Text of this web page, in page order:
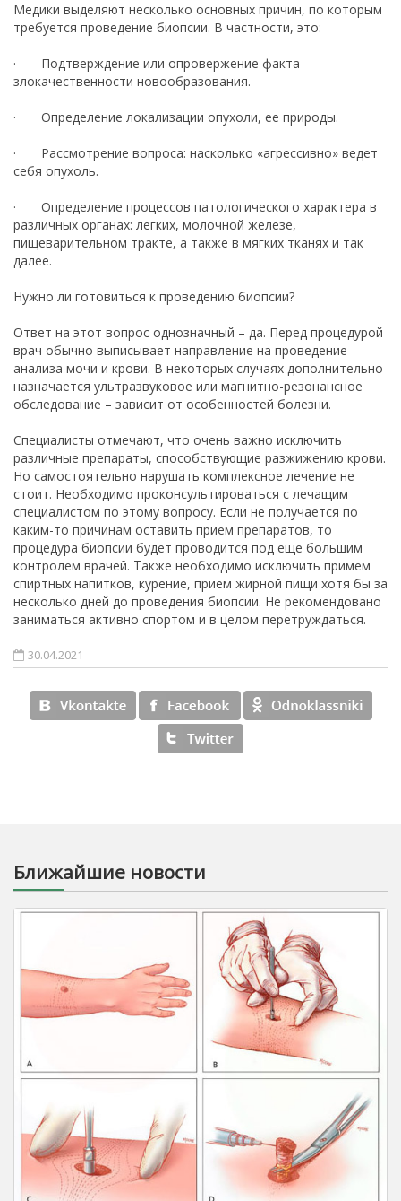
Медики выделяют несколько основных причин, по которым
требуется проведение биопсии. В частности, это:
· Подтверждение или опровержение факта
злокачественности новообразования.
· Определение локализации опухоли, ее природы.
· Рассмотрение вопроса: насколько «агрессивно» ведет
себя опухоль.
· Определение процессов патологического характера в
различных органах: легких, молочной железе,
пищеварительном тракте, а также в мягких тканях и так
далее.
Нужно ли готовиться к проведению биопсии?
Ответ на этот вопрос однозначный – да. Перед процедурой
врач обычно выписывает направление на проведение
анализа мочи и крови. В некоторых случаях дополнительно
назначается ультразвуковое или магнитно-резонансное
обследование – зависит от особенностей болезни.
Специалисты отмечают, что очень важно исключить
различные препараты, способствующие разжижению крови.
Но самостоятельно нарушать комплексное лечение не
стоит. Необходимо проконсультироваться с лечащим
специалистом по этому вопросу. Если не получается по
каким-то причинам оставить прием препаратов, то
процедура биопсии будет проводится под еще большим
контролем врачей. Также необходимо исключить примем
спиртных напитков, курение, прием жирной пищи хотя бы за
несколько дней до проведения биопсии. Не рекомендовано
заниматься активно спортом и в целом перетруждаться.
30.04.2021
Ближайшие новости